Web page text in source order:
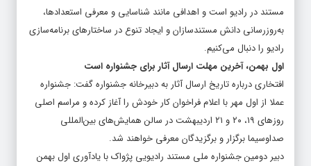
دانست و گفت: جشنواره پژواک یک جشنواره تخصصی برنامه‌های
مستند در رادیو است و اهدافی مانند شناسایی و معرفی استعدادها،‌
به‌روزرسانی دانش مستندسازان و ایجاد تنوع در ساختارهای برنامه‌سازی
رادیو را دنبال می‌کنیم.
اول بهمن، آخرین مهلت ارسال آثار برای جشنواره است
افتخاری درباره تاریخ ارسال آثار به دبیرخانه جشنواره گفت: جشنواره
عملا از اول مهر با اعلام فراخوان کار خودش را آغاز کرده و مراسم اصلی
روزهای ۱۹، ۲۰ و ۲۱ اردیبهشت در سالن همایش‌های بین‌المللی
صداوسیما برگزار و برگزیدگان معرفی خواهند شد.